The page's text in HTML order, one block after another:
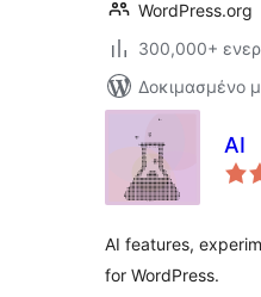
WordPress.org
300,000+
Δοκιμασμένο
AI
AI features,
for WordPress.